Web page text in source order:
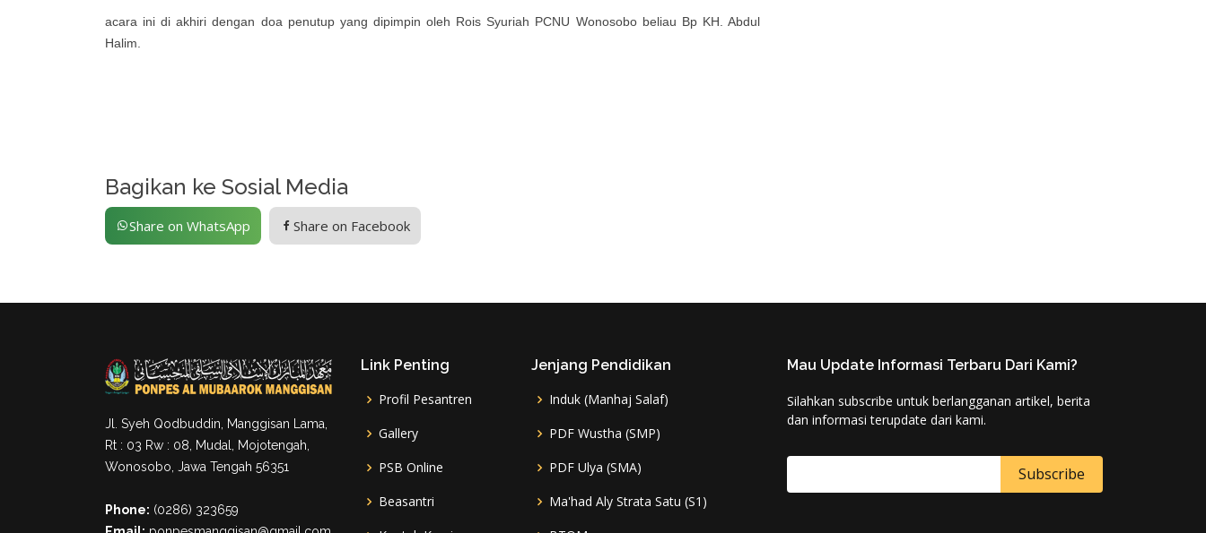
acara ini di akhiri dengan doa penutup yang dipimpin oleh Rois Syuriah PCNU Wonosobo beliau Bp KH. Abdul
Halim.
Bagikan ke Sosial Media
Share on WhatsApp Share on Facebook
Jl. Syeh Qodbuddin, Manggisan Lama,
Rt : 03 Rw : 08, Mudal, Mojotengah,
Wonosobo, Jawa Tengah 56351
Phone: (0286) 323659
Link Penting
Profil Pesantren
Gallery
PSB Online
Beasantri
Jenjang Pendidikan
Induk (Manhaj Salaf)
PDF Wustha (SMP)
PDF Ulya (SMA)
Ma'had Aly Strata Satu (S1)
Mau Update Informasi Terbaru Dari Kami?
Silahkan subscribe untuk berlangganan artikel, berita
dan informasi terupdate dari kami.